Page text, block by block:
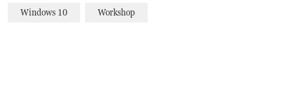
Windows 10 Workshop